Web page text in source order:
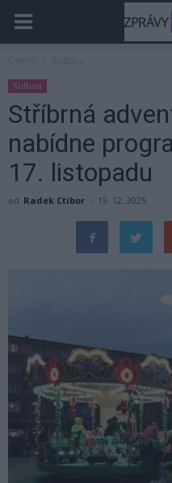
Kultura
Stříbrná
nabídne
17. listopadu
od Radek Ctibor - 13. 12. 2025